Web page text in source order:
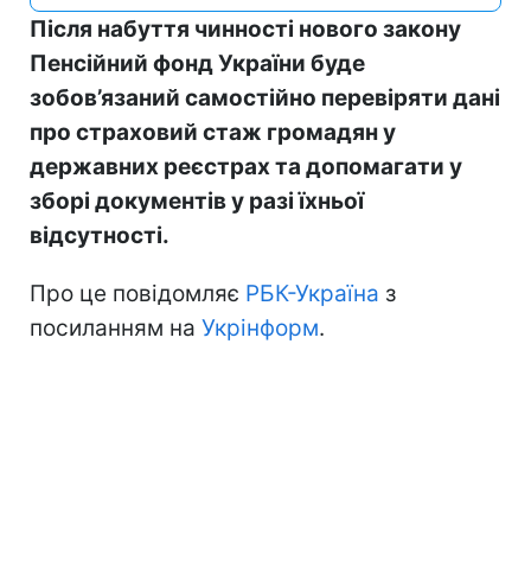
Після набуття чинності нового закону
Пенсійний фонд України буде
зобов’язаний самостійно перевіряти дані
про страховий стаж громадян у
державних реєстрах та допомагати у
зборі документів у разі їхньої
відсутності.
Про це повідомляє РБК-Україна з
посиланням на Укрінформ.